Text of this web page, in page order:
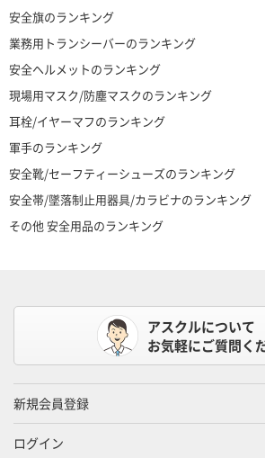
安全旗のランキング
業務用トランシーバーのランキング
安全ヘルメットのランキング
現場用マスク/防塵マスクのランキング
耳栓/イヤーマフのランキング
軍手のランキング
安全靴/セーフティーシューズのランキング
安全帯/墜落制止用器具/カラビナのランキング
その他 安全用品のランキング
アスクルについて
お気軽にご質問く
新規会員登録
ログイン